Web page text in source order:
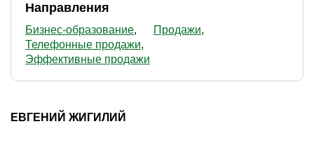
Направления
Бизнес-образование
Продажи
Телефонные продажи
Эффективные продажи
ЕВГЕНИЙ ЖИГИЛИЙ